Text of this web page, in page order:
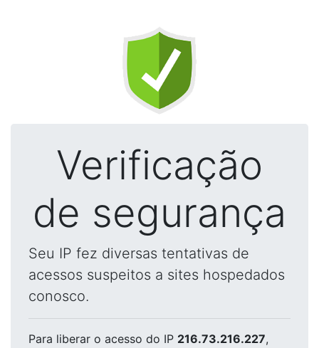
Verificação
de segurança
Seu IP fez diversas tentativas de
acessos suspeitos a sites hospedados
conosco.
Para liberar o acesso do IP 216.73.216.227,